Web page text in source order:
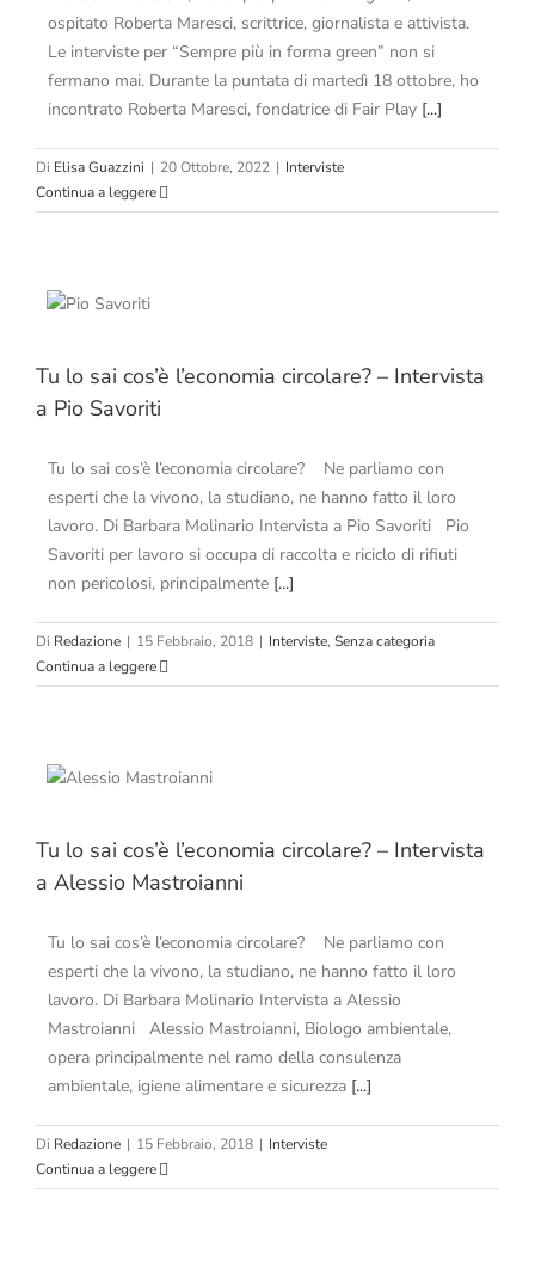
ospitato Roberta Maresci, scrittrice, giornalista e attivista.
Le interviste per “Sempre più in forma green” non si
fermano mai. Durante la puntata di martedì 18 ottobre, ho
incontrato Roberta Maresci, fondatrice di Fair Play [...]
Di Elisa Guazzini | 20 Ottobre, 2022 | Interviste
Continua a leggere
Tu lo sai cos’è l’economia circolare? – Intervista
a Pio Savoriti
Tu lo sai cos’è l’economia circolare? Ne parliamo con
esperti che la vivono, la studiano, ne hanno fatto il loro
lavoro. Di Barbara Molinario Intervista a Pio Savoriti Pio
Savoriti per lavoro si occupa di raccolta e riciclo di rifiuti
non pericolosi, principalmente [...]
Di Redazione | 15 Febbraio, 2018 | Interviste, Senza categoria
Continua a leggere
Tu lo sai cos’è l’economia circolare? – Intervista
a Alessio Mastroianni
Tu lo sai cos’è l’economia circolare? Ne parliamo con
esperti che la vivono, la studiano, ne hanno fatto il loro
lavoro. Di Barbara Molinario Intervista a Alessio
Mastroianni Alessio Mastroianni, Biologo ambientale,
opera principalmente nel ramo della consulenza
ambientale, igiene alimentare e sicurezza [...]
Di Redazione | 15 Febbraio, 2018 | Interviste
Continua a leggere